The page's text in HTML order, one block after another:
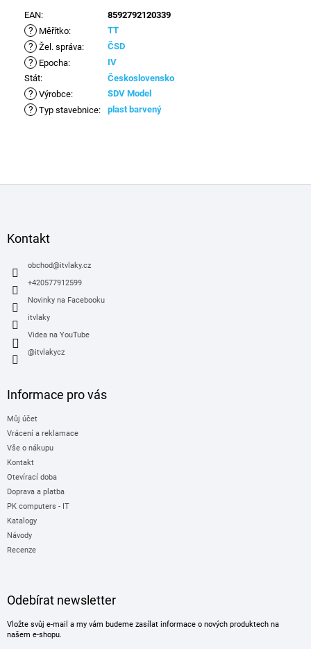
EAN: 8592792120339
? Měřítko: TT
? Žel. správa: ČSD
? Epocha:
IV
Stát: Československo
? Výrobce: SDV Model
? Typ stavebnice: plast barvený
Kontakt
obchod@itvlaky.cz
+420577912599
Novinky na Facebooku
itvlaky
Videa na YouTube
@itvlakycz
Informace pro vás
Můj účet
Vrácení a reklamace
Vše o nákupu
Kontakt
Otevírací doba
Doprava a platba
PK computers - IT
Katalogy
Návody
Recenze
Odebírat newsletter
Vložte svůj e-mail a my vám budeme zasílat informace o nových produktech na
našem e-shopu.